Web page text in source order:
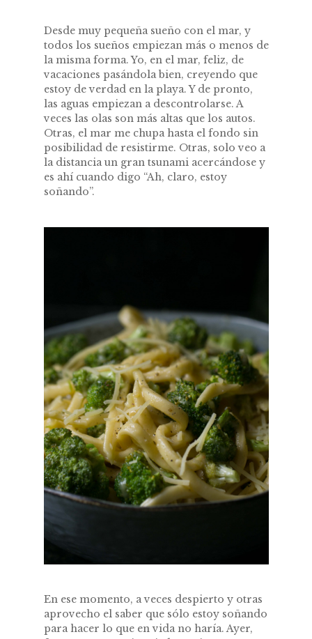
Desde muy pequeña sueño con el mar, y
todos los sueños empiezan más o menos de
la misma forma. Yo, en el mar, feliz, de
vacaciones pasándola bien, creyendo que
estoy de verdad en la playa. Y de pronto,
las aguas empiezan a descontrolarse. A
veces las olas son más altas que los autos.
Otras, el mar me chupa hasta el fondo sin
posibilidad de resistirme. Otras, solo veo a
la distancia un gran tsunami acercándose y
es ahí cuando digo “Ah, claro, estoy
soñando”.
En ese momento, a veces despierto y otras
aprovecho el saber que sólo estoy soñando
para hacer lo que en vida no haría. Ayer,